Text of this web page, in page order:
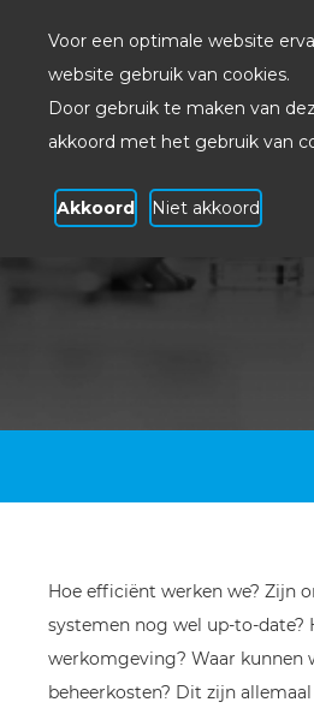
Voor een optimale website
website gebruik van cookies.
Door gebruik te maken van
akkoord met het gebruik van
Akkoord Niet akkoord
ICT
Hoe efficiënt werken we? Zijn
systemen nog wel up-to-date?
werkomgeving? Waar kunnen
beheerkosten? Dit zijn